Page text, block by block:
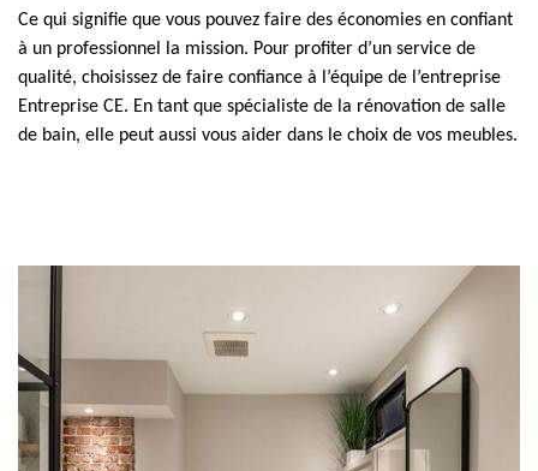
Ce qui signifie que vous pouvez faire des économies en confiant
à un professionnel la mission. Pour profiter d’un service de
qualité, choisissez de faire confiance à l’équipe de l’entreprise
Entreprise CE. En tant que spécialiste de la rénovation de salle
de bain, elle peut aussi vous aider dans le choix de vos meubles.